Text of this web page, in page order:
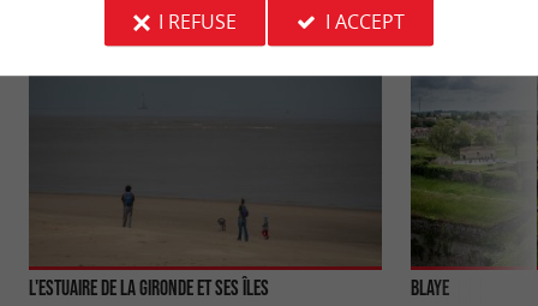
L'Estuaire de la Gironde et ses îles Blaye
I REFUSE
I ACCEPT